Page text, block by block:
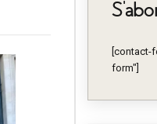
[contact-
form"]